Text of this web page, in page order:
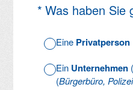
* Was haben Sie
(Erforderlich.)
Eine Privatperson
Ein Unternehmen (
(Bürgerbüro,